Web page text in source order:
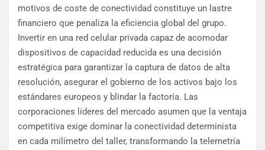
motivos de coste de conectividad constituye un lastre
financiero que penaliza la eficiencia global del grupo.
Invertir en una red celular privada capaz de acomodar
dispositivos de capacidad reducida es una decisión
estratégica para garantizar la captura de datos de alta
resolución, asegurar el gobierno de los activos bajo los
estándares europeos y blindar la factoría. Las
corporaciones líderes del mercado asumen que la ventaja
competitiva exige dominar la conectividad determinista
en cada milímetro del taller, transformando la telemetría